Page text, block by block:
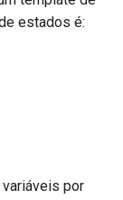
estados é:
por